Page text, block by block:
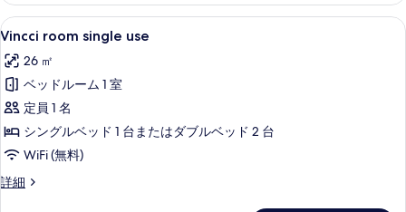
真
を
表
示
す
る
の
詳
Vincci
room
single
use
の
す
べ
て
高級寝具、羽毛の掛け布団、ミニバ
5
Vincci room single use
26 ㎡
ベッドルーム 1 室
定員 1 名
シングルベッド 1 台またはダブルベッド 2 台
WiFi (無料)
詳細
Vincci